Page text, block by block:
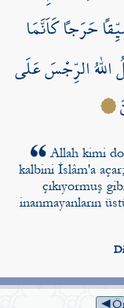
حَرَجاً كَاَنَّمَا
الرِّجْسَ عَلَى
Allah kimi
kalbini İslâm'a
çıkıyormuş
inanmayanların